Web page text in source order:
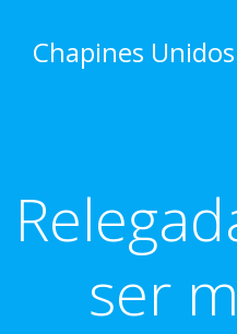
Chapines
ser